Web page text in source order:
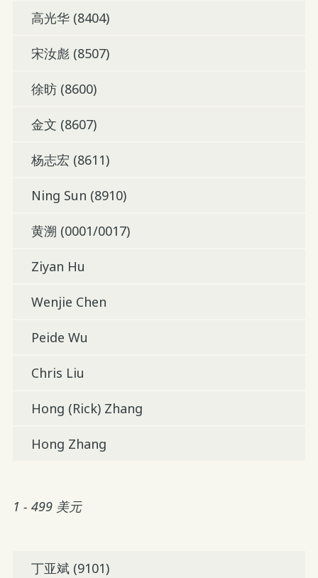
高光华 (8404)
宋汝彪 (8507)
徐昉 (8600)
金文 (8607)
杨志宏 (8611)
Ning Sun (8910)
黄溯 (0001/0017)
Ziyan Hu
Wenjie Chen
Peide Wu
Chris Liu
Hong (Rick) Zhang
Hong Zhang
1 - 499 美元
丁亚斌 (9101)